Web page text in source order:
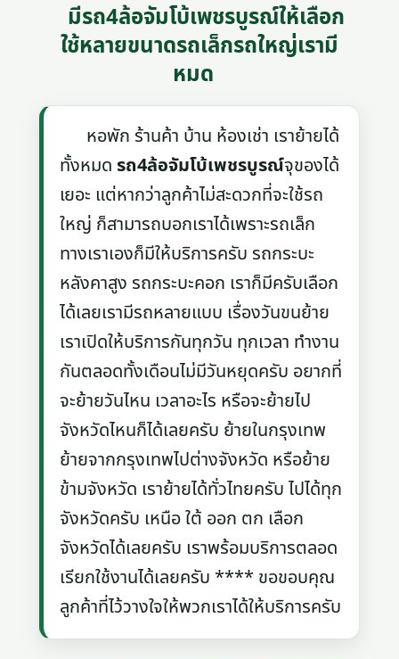
มีรถ4ล้อจัมโบ้เพชรบูรณ์ให้เลือก
ใช้หลายขนาดรถเล็กรถใหญ่เรามี
หมด
หอพัก ร้านค้า บ้าน ห้องเช่า เราย้ายได้
ทั้งหมดรถ4ล้อจัมโบ้เพชรบูรณ์จุของได้
เยอะ แต่หากว่าลูกค้าไม่สะดวกที่จะใช้รถ
ใหญ่ ก็สามารถบอกเราได้เพราะรถเล็ก
ทางเราเองก็มีให้บริการครับ รถกระบะ
หลังคาสูง รถกระบะคอก เราก็มีครับเลือก
ได้เลยเรามีรถหลายแบบ เรื่องวันขนย้าย
เราเปิดให้บริการกันทุกวัน ทุกเวลา ทำงาน
กันตลอดทั้งเดือนไม่มีวันหยุดครับ อยากที่
จะย้ายวันไหน เวลาอะไร หรือจะย้ายไป
จังหวัดไหนก็ได้เลยครับ ย้ายในกรุงเทพ
ย้ายจากกรุงเทพไปต่างจังหวัด หรือย้าย
ข้ามจังหวัด เราย้ายได้ทั่วไทยครับ ไปได้ทุก
จังหวัดครับ เหนือ ใต้ ออก ตก เลือก
จังหวัดได้เลยครับ เราพร้อมบริการตลอด
เรียกใช้งานได้เลยครับ **** ขอขอบคุณ
ลูกค้าที่ไว้วางใจให้พวกเราได้ให้บริการครับ